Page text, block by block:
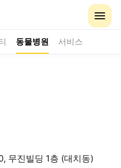
동물병원 서비스
무진빌딩 1층 (대치동)